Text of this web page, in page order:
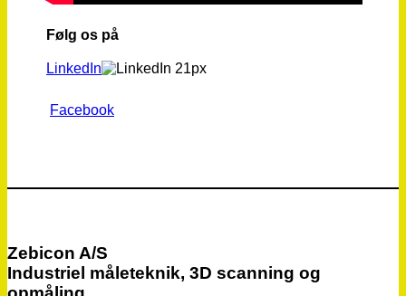
Følg os på
LinkedIn
Facebook
Zebicon A/S
Industriel måleteknik, 3D scanning og